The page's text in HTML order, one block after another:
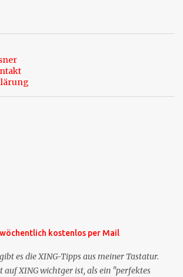
kostenlos per Mail
es die XING-Tipps aus meiner Tastatur.
auf XING wichtger ist, als ein "perfektes